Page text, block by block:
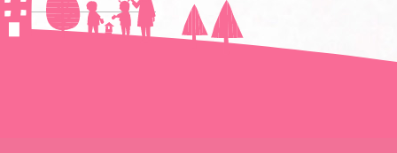
次の記事へ＞＞